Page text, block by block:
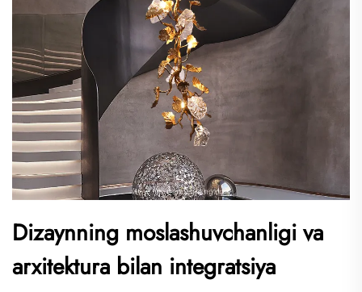
Dizaynning moslashuvchanligi va
arxitektura bilan integratsiya